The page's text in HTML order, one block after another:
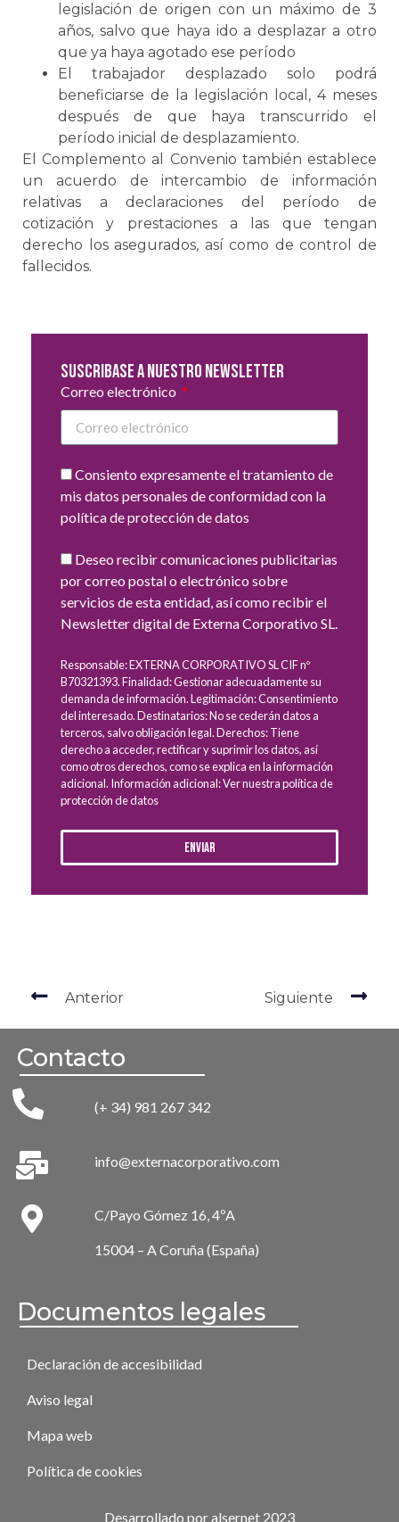
legislación de origen con un máximo de 3
años, salvo que haya ido a desplazar a otro
que ya haya agotado ese período
El trabajador desplazado solo podrá
beneficiarse de la legislación local, 4 meses
después de que haya transcurrido el
período inicial de desplazamiento.
El Complemento al Convenio también establece
un acuerdo de intercambio de información
relativas a declaraciones del período de
cotización y prestaciones a las que tengan
derecho los asegurados, así como de control de
fallecidos.
Suscribase a nuestro newsletter
Correo electrónico
Consiento expresamente el tratamiento de
mis datos personales de conformidad con la
política de protección de datos
Deseo recibir comunicaciones publicitarias
por correo postal o electrónico sobre
servicios de esta entidad, así como recibir el
Newsletter digital de Externa Corporativo SL.
Responsable: EXTERNA CORPORATIVO SL CIF nº
B70321393. Finalidad: Gestionar adecuadamente su
demanda de información. Legitimación: Consentimiento
del interesado. Destinatarios: No se cederán datos a
terceros, salvo obligación legal. Derechos: Tiene
derecho a acceder, rectificar y suprimir los datos, así
como otros derechos, como se explica en la información
adicional. Información adicional: Ver nuestra política de
protección de datos
Enviar
Anterior Siguiente
Contacto
(+ 34) 981 267 342
info@externacorporativo.com
C/Payo Gómez 16, 4ºA
15004 – A Coruña (España)
Documentos legales
Declaración de accesibilidad
Aviso legal
Mapa web
Política de cookies
Desarrollado por alsernet 2023